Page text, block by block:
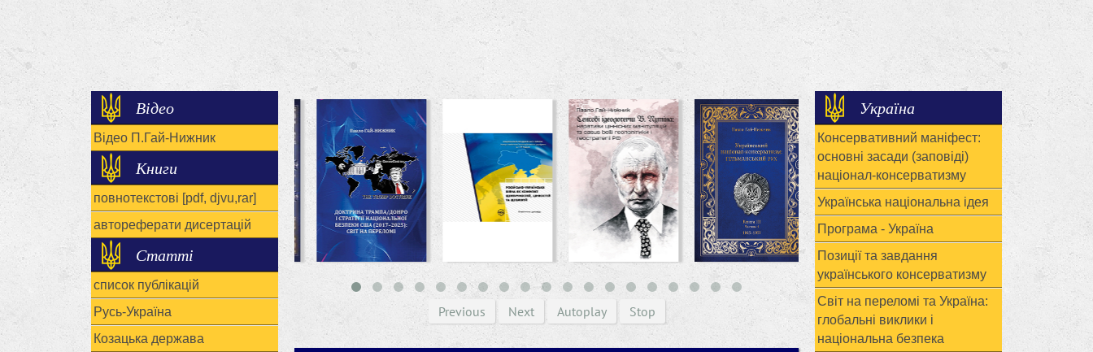
Відео
Відео П.Гай-Нижник
Книги
повнотекстові [pdf, djvu,rar]
автореферати дисертацій
Статті
список публікацій
Русь-Україна
Козацька держава
Previous Next Autoplay Stop
Україна
Консервативний маніфест:
основні засади (заповіді)
націонал-консерватизму
Українська національна ідея
Програма - Україна
Позиції та завдання
українського консерватизму
Світ на переломі та Україна:
глобальні виклики і
національна безпека